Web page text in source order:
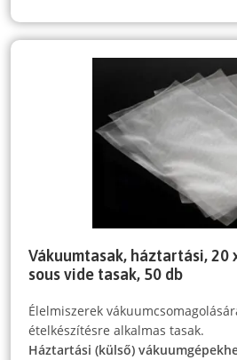
Vákuumtasak, háztartási, 20
sous vide tasak, 50 db
Élelmiszerek
ételkészítésre alkalmas tasak.
Háztartási (külső)